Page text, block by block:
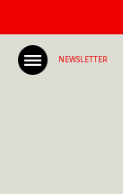
NEWSLETTER